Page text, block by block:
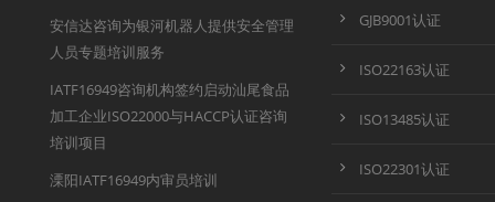
安信达咨询为银河机器人提供安全管理
人员专题培训服务
IATF16949咨询机构签约启动汕尾食品
加工企业ISO22000与HACCP认证咨询
培训项目
溧阳IATF16949内审员培训
GJB9001认证
ISO22163认证
ISO13485认证
ISO22301认证